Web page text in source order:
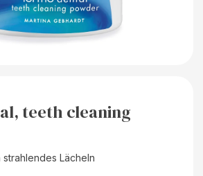
teeth cleaning
Lächeln